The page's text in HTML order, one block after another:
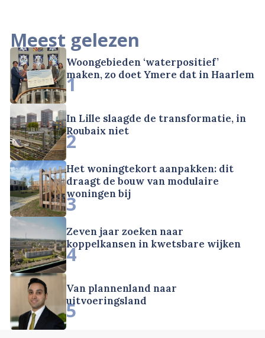
Meest gelezen
Woongebieden ‘waterpositief’
maken, zo doet Ymere dat in Haarlem
1
In Lille slaagde de transformatie, in
Roubaix niet
2
Het woningtekort aanpakken: dit
draagt de bouw van modulaire
woningen bij
3
Zeven jaar zoeken naar
koppelkansen in kwetsbare wijken
4
Van plannenland naar
uitvoeringsland
5